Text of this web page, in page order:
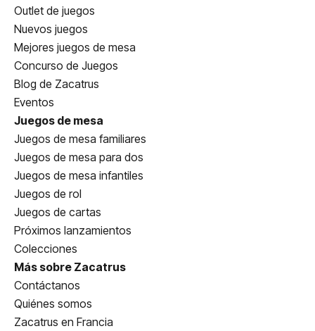
Outlet de juegos
Nuevos juegos
Mejores juegos de mesa
Concurso de Juegos
Blog de Zacatrus
Eventos
Juegos de mesa
Juegos de mesa familiares
Juegos de mesa para dos
Juegos de mesa infantiles
Juegos de rol
Juegos de cartas
Próximos lanzamientos
Colecciones
Más sobre Zacatrus
Contáctanos
Quiénes somos
Zacatrus en Francia